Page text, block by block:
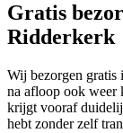
Gratis
Ridderkerk
Wij bezorgen gratis
na afloop ook weer
krijgt vooraf
hebt zonder zelf